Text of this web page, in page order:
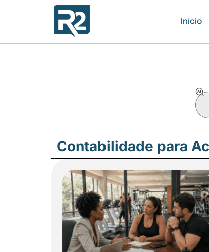
Início
Contabilidade para